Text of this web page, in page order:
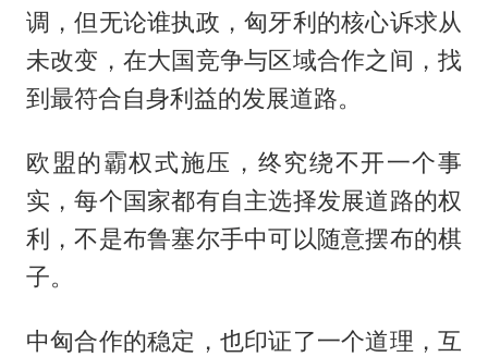
调，但无论谁执政，匈牙利的核心诉求从
未改变，在大国竞争与区域合作之间，找
到最符合自身利益的发展道路。
欧盟的霸权式施压，终究绕不开一个事
实，每个国家都有自主选择发展道路的权
利，不是布鲁塞尔手中可以随意摆布的棋
子。
中匈合作的稳定，也印证了一个道理，互